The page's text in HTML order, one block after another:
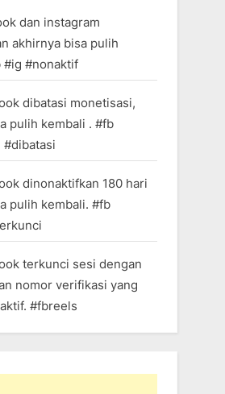
dan instagram
akhirnya bisa pulih
#ig #nonaktif
dibatasi monetisasi,
pulih kembali . #fb
dinonaktifkan 180 hari
pulih kembali. #fb
terkunci sesi dengan
nomor verifikasi yang
#fbreels